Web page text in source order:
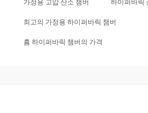
가정용 고압 산소 챔버 하이퍼바릭
최고의 가정용 하이퍼바릭 챔버
홈 하이퍼바릭 챔버의 가격